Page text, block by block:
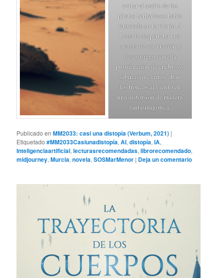
evitar el asalto de los
piratas berberiscos había
retomado su territorio. A
Leda le despertaba una
mezcla de admiración y
desasosiego aquella
proliferación de enebros y
sabinas que enroscaban
los troncos al viento en
una distorsión de madera
fantasmagórica.
Publicado en MM2033: casi una distopía (Verbum, 2021) |
Etiquetado #MM2033Casiunadistopía,AI,distopía,IA,
Inteligenciaartificial,lecturasrecomendadas,librorecomendado,
midjourney,Murcia,novela,SOSMarMenor | Deja un comentario